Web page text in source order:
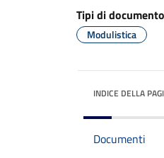
Tipi di documento
Modulistica
INDICE DELLA
Documenti